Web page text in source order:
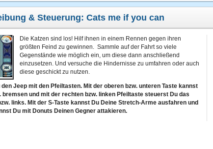
& Steuerung: Cats me if you can
Die Katzen sind los! Hilf ihnen in einem Rennen gegen ihren
größten Feind zu gewinnen. Sammle auf der Fahrt so viele
Gegenstände wie möglich ein, um diese dann anschließend
einzusetzen. Und versuche die Hindernisse zu umfahren oder auch
diese geschickt zu nutzen.
Jeep mit den Pfeiltasten. Mit der oberen bzw. unteren Taste kannst
bremsen und mit der rechten bzw. linken Pfeiltaste steuerst Du das
links. Mit der S-Taste kannst Du Deine Stretch-Arme ausfahren und
Du mit Donuts Deinen Gegner attakieren.